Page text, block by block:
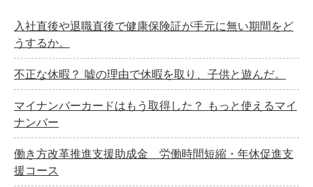
入社直後や退職直後で健康保険証が手元に無い期間をど
うするか。
不正な休暇？ 嘘の理由で休暇を取り、子供と遊んだ。
マイナンバーカードはもう取得した？ もっと使えるマイ
ナンバー
働き方改革推進支援助成金 労働時間短縮・年休促進支
援コース